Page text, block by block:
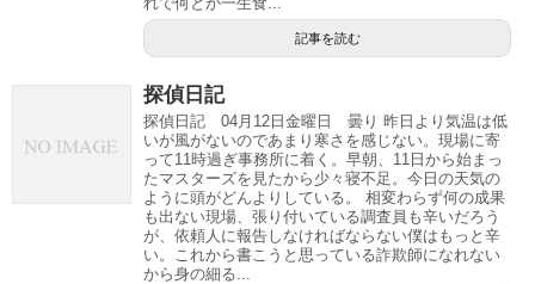
記事を読む
探偵日記
探偵日記 04月12日金曜日 曇り 昨日より気温は低
いが風がないのであまり寒さを感じない。現場に寄
って11時過ぎ事務所に着く。早朝、11日から始まっ
たマスターズを見たから少々寝不足。今日の天気の
ように頭がどんよりしている。 相変わらず何の成果
も出ない現場、張り付いている調査員も辛いだろう
が、依頼人に報告しなければならない僕はもっと辛
い。これから書こうと思っている詐欺師になれない
から身の細る...